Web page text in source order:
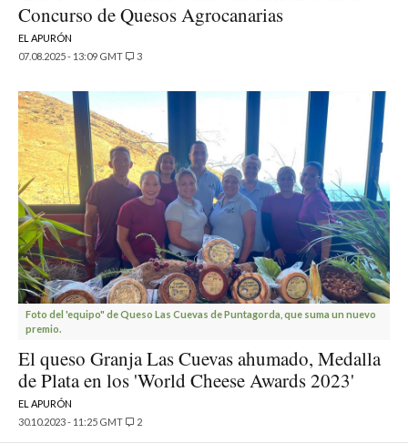
Concurso de Quesos Agrocanarias
EL APURÓN
07.08.2025 - 13:09 GMT
3
Foto del 'equipo" de Queso Las Cuevas de Puntagorda, que suma un nuevo
premio.
El queso Granja Las Cuevas ahumado, Medalla
de Plata en los 'World Cheese Awards 2023'
EL APURÓN
30.10.2023 - 11:25 GMT
2